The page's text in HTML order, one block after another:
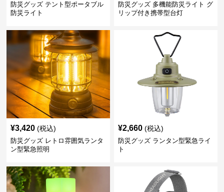
防災グッズ テント型ポータブル
防災ライト
防災グッズ 多機能防災ライト グ
リップ付き携帯型台灯
¥3,420 (税込)
防災グッズ レトロ雰囲気ランタ
ン型緊急照明
¥2,660 (税込)
防災グッズ ランタン型緊急ライ
ト